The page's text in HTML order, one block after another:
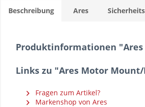
Beschreibung Ares
Produktinformationen "Ares
Links zu "Ares Motor
Fragen zum Artikel?
Markenshop von Ares